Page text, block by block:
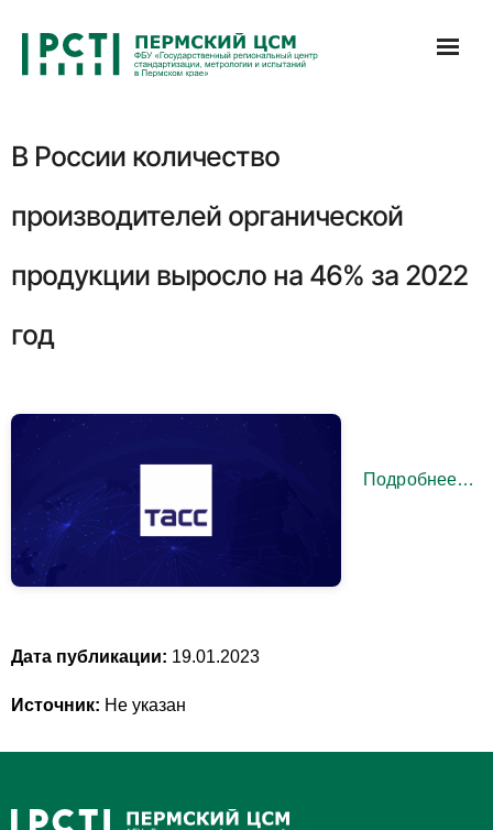
содержимому
В России количество
производителей органической
продукции выросло на 46% за 2022
год
Подробнее…
Дата публикации: 19.01.2023
Источник: Не указан